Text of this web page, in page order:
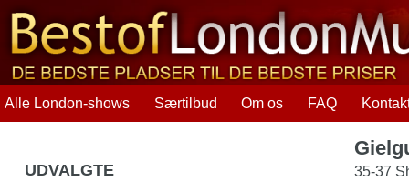
Alle London-shows Særtilbud Om os FAQ
35-37
UDVALGTE